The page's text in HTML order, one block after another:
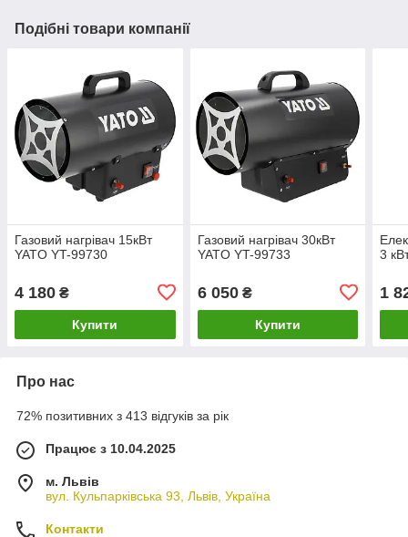
Подібні товари компанії
Газовий нагрівач 15кВт
YATO YT-99730
4 180 ₴
Купити
Газовий нагрівач 30кВт
YATO YT-99733
6 050₴
Купити
3
1
Про нас
72% позитивних з 413 відгуків за рік
Працює з 10.04.2025
м. Львів
вул. Кульпарківська 93, Львів, Україна
Контакти